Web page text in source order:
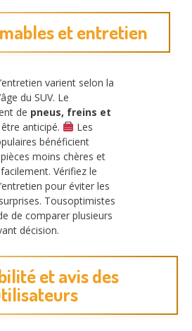
et entretien
varient selon la
du SUV. Le
de pneus, freins et
anticipé.
Les
bénéficient
moins chères et
Vérifiez le
pour éviter les
Tousoptimistes
de comparer plusieurs
décision.
et avis des